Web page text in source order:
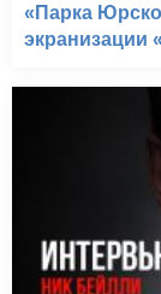
«Парка
экранизации